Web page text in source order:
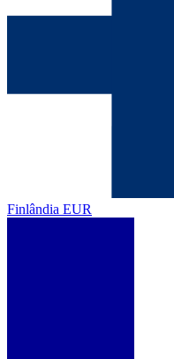
Finlândia EUR